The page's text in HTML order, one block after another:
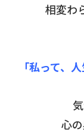
相変わ
「私って、
心